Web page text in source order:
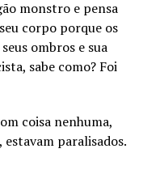
monstro e pensa
corpo porque os
ombros e sua
sabe como? Foi
coisa nenhuma,
estavam paralisados.